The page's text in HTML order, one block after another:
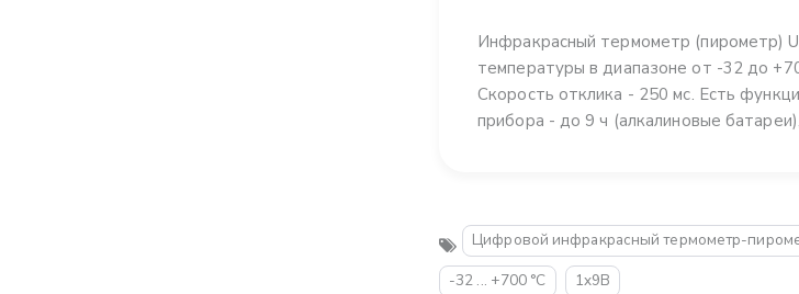
Инфракрасный термометр (пирометр)
температуры в диапазоне от -32 до
Скорость отклика - 250 мс. Есть
прибора - до 9 ч (алкалиновые
Цифровой инфракрасный термометр-
-32 ... +700 °С
1x9В